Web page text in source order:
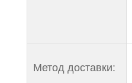
Метод доставки: